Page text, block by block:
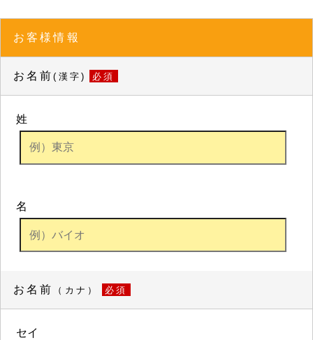
お客様情報
お名前(漢字) 必須
姓
名
お名前 （カナ） 必須
セイ